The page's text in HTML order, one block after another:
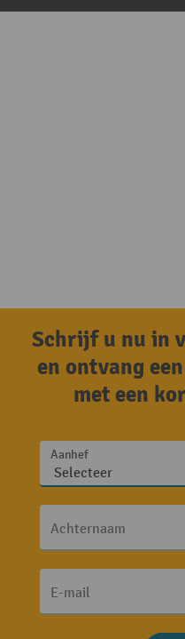
Schrijf u nu in
en ontvang
met een
Aanhef
Achternaam
E-mail